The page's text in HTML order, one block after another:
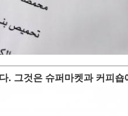
. 그것은 슈퍼마켓과 커피